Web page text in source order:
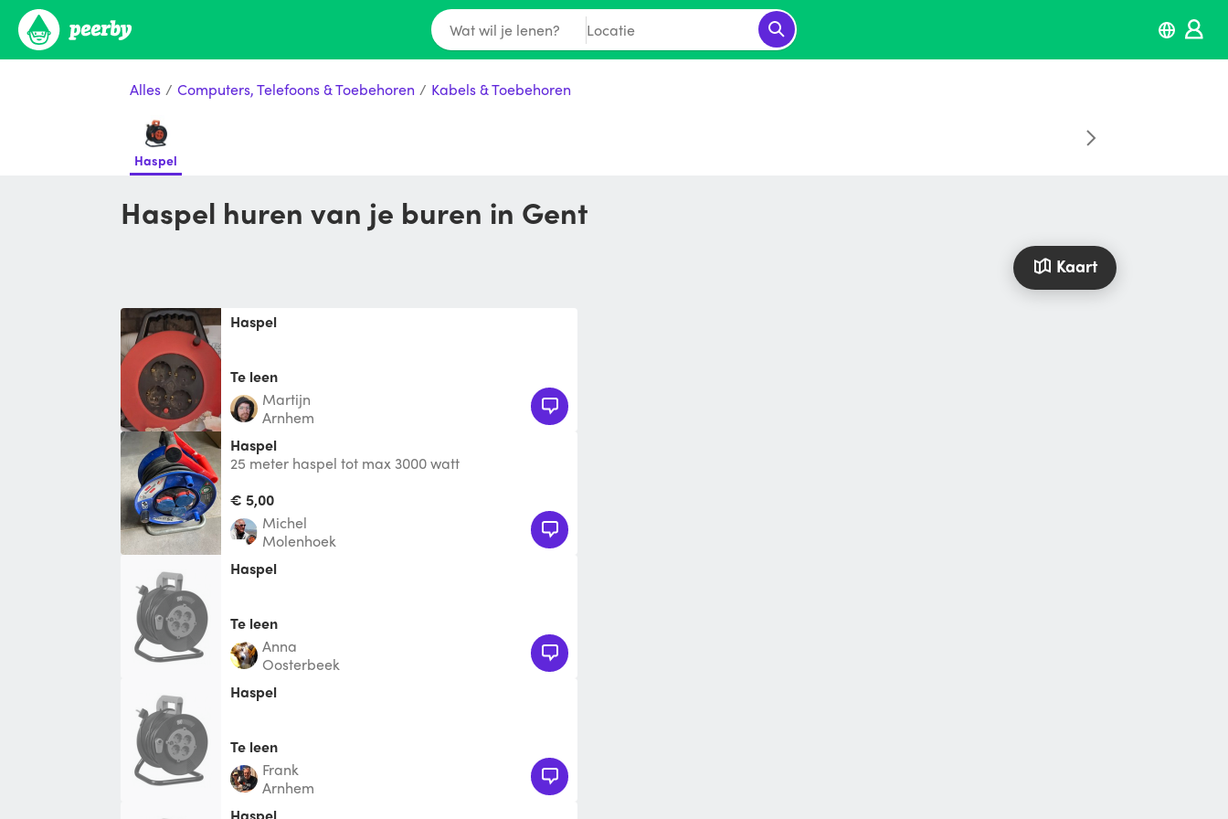
Wat wil je lenen? Locatie
Alles / Computers, Telefoons & Toebehoren / Kabels & Toebehoren
Haspel
Haspel huren van je buren in Gent
Kaart
Haspel
Te leen
Martijn
Arnhem
Haspel
25 meter haspel tot max 3000 watt
€ 5,00
Michel
Molenhoek
Haspel
Te leen
Anna
Oosterbeek
Haspel
Te leen
Frank
Arnhem
Haspel